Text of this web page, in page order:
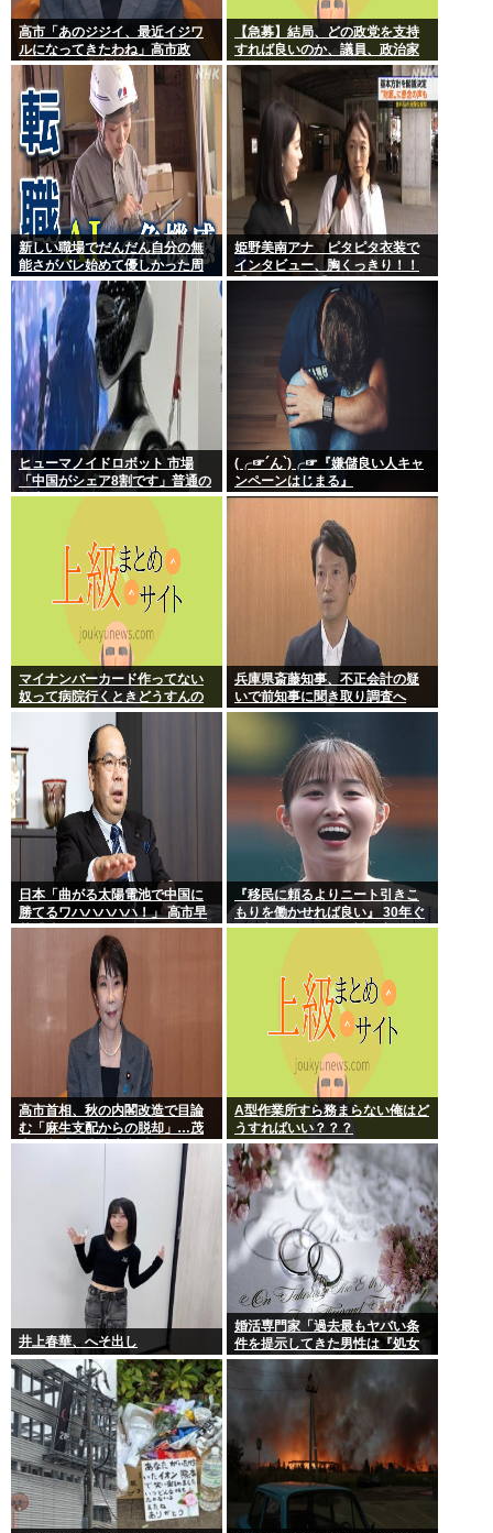
高市「あのジジイ、最近イジワ
ルになってきたわね」高市政
権、ついに麻生切り！嫌儲はど
っちにつくの
【急募】結局、どの政党を支持
すれば良いのか、議員、政治家
は全員悪か
新しい職場でだんだん自分の無
能さがバレ始めて優しかった周
りの人たちが徐々に冷たくなっ
ていく時ってゾクゾクするよな
姫野美南アナ ピタピタ衣装で
インタビュー、胸くっきり！！
【GIF動画あり】
ヒューマノイドロボット 市場
「中国がシェア8割です」普通の
日本人怒りのフェイクニュース
(╭☞´ん`)╭☞『嫌儲良い人キャ
ンペーンはじまる』
マイナンバーカード作ってない
奴って病院行くときどうすんの
兵庫県斎藤知事、不正会計の疑
いで前知事に聞き取り調査へ
日本「曲がる太陽電池で中国に
勝てるワハハハハハ！」 高市早
苗「勝てる！ ガハハハハハ
『移民に頼るよりニート引きこ
もりを働かせれば良い』 30年ぐ
らい言ってるけど絶対に実現し
高市首相、秋の内閣改造で目論
む「麻生支配からの脱却」…茂
木敏充氏も小林鷹之氏もクビ
A型作業所すら務まらない俺はど
うすればいい？？？
井上春華、へそ出し
婚活専門家「過去最もヤバい条
件を提示してきた男性は『処女
信仰』」ケンモメン…